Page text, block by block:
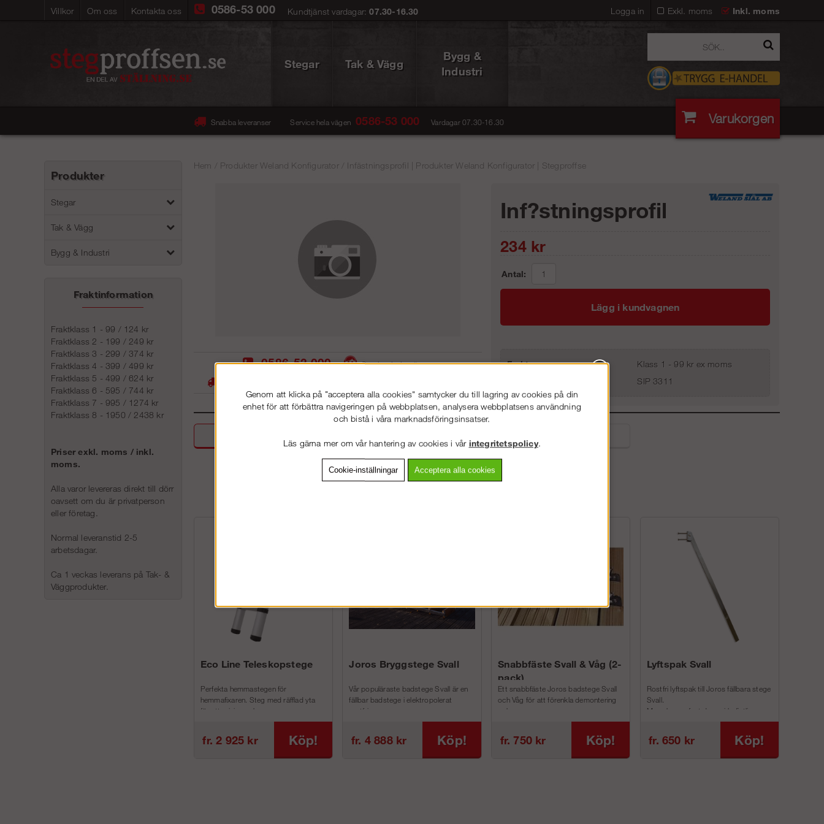
Villkor Om oss Kontakta oss Exkl. moms Inkl. moms
0586-53 000 Kundtjänst vardagar:07.30-16.30 Logga in
Stegar Tak & Vägg
Bygg &
Industri
Snabba leveranser Service hela vägen 0586-53 000 Vardagar 07.30-16.30 Varukorgen
Produkter
Stegar
Tak & Vägg
Bygg & Industri
Fraktinformation
Fraktklass 1 - 99 / 124 kr
Fraktklass 2 - 199 / 249 kr
Fraktklass 3 - 299 / 374 kr
Fraktklass 4 - 399 / 499 kr
Fraktklass 5 - 499 / 624 kr
Fraktklass 6 - 595 / 744 kr
Fraktklass 7 - 995 / 1274 kr
Fraktklass 8 - 1950 / 2438 kr
Priser exkl. moms / inkl.
moms.
Alla varor levereras direkt till dörr
oavsett om du är privatperson
eller företag.
Normal leveranstid 2-5
arbetsdagar.
Ca 1 veckas leverans på Tak- &
Väggprodukter.
Hem Produkter Weland Konfigurator/ Infästningsprofil | Produkter Weland Konfigurator | Stegproffse
0586-53 000
Service hela vägen
Inf?stningsprofil
234kr
Antal:
Lägg i kundvagnen
Frakt:
Klass 1 - 99 kr ex moms
SIP 3311
Andra köpte även
Eco Line Teleskopstege
Perfekta hemmastegen för
hemmafixaren. Steg med räfflad yta
för att minimera h...
fr. 2 925 kr Köp!
Joros Bryggstege Svall
Vår populäraste badstege Svall är en
fällbar badstege i elektropolerat
rostfri...
fr. 4 888 kr Köp!
Snabbfäste Svall & Våg (2-
pack)
Ett snabbfäste Joros badstege Svall
och Våg för att förenkla demontering
och m...
fr. 750 kr Köp!
Lyftspak Svall
Rostfri lyftspak till Joros fällbara stege
Svall.
Man skruvar fast denna i befintliga
fr. 650 kr Köp!
Genom att klicka på "acceptera alla cookies" samtycker du till lagring av cookies på din
enhet för att förbättra navigeringen på webbplatsen, analysera webbplatsens användning
och bistå i våra marknadsföringsinsatser.
Läs gärna mer om vår hantering av cookies i vår integritetspolicy.
Cookie-inställningar Acceptera alla cookies
VÄNLIGEN VÄLJ PRIVAT ELLER FÖRETAG NEDAN.